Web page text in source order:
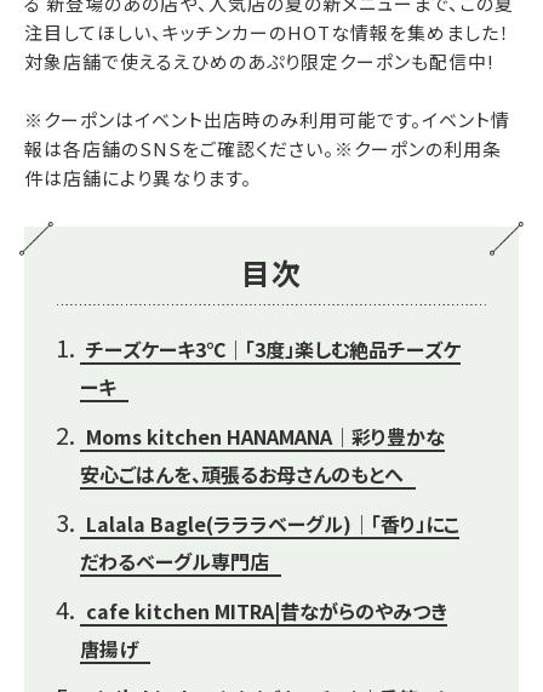
注目してほしい、キッチンカーのHOTな情報を集めました！
対象店舗で使えるえひめのあぷり限定クーポンも配信中!
※クーポンはイベント出店時のみ利用可能です。イベント情
報は各店舗のSNSをご確認ください。※クーポンの利用条
件は店舗により異なります。
目次
チーズケーキ3℃｜「3度」楽しむ絶品チーズケ
ーキ
Moms kitchen HANAMANA｜彩り豊かな
安心ごはんを、頑張るお母さんのもとへ
Lalala Bagle(ラララベーグル)｜「香り」にこ
だわるベーグル専門店
cafe kitchen MITRA|昔ながらのやみつき
唐揚げ